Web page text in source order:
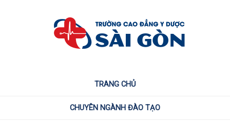
TRANG CHỦ
CHUYÊN NGÀNH ĐÀO TẠO